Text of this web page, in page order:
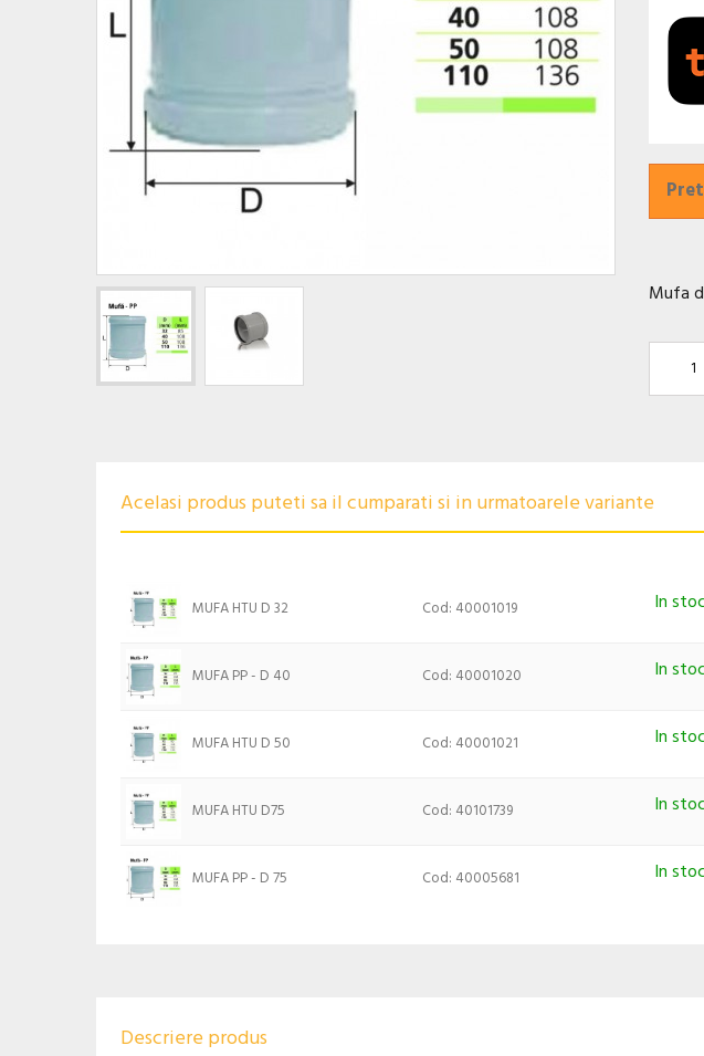
Mufa
Acelasi produs puteti sa il cumparati si in urmatoarele variante
MUFA HTU D 32 Cod: 40001019 In stoc
MUFA PP - D 40 Cod: 40001020 In stoc
MUFA HTU D 50 Cod: 40001021 In stoc
MUFA HTU D75 Cod: 40101739 In stoc
MUFA PP - D 75 Cod: 40005681 In stoc
Descriere produs